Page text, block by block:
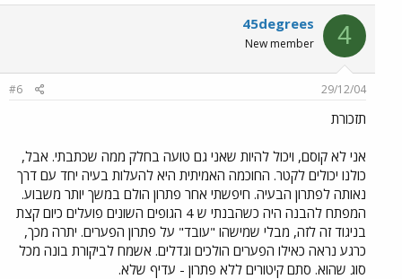
4
45degrees
New member
29/12/04
#6
תזכורת
אני לא קוסם, ויכול להיות שאני גם טועה בחלק ממה שכתבתי. אבל,
כולנו יכולים לקטר. החוכמה האמיתית היא להעלות בעיה יחד עם דרך
נאותה לפתרון הבעיה. חיפשתי אחר פתרון הולם במשך יותר משבוע.
המפתח להבנה היה כשהבנתי ש 4 הגופים השונים פועלים כיום קצת
בניגוד זה לזה, מבלי שמישהו "עובד" על פתרון הפערים. יתרה מכך,
כרגע נראה כאילו הפערים הולכים וגדלים. אשמח לביקורת בונה מכל
סוג שהוא. סתם קיטורים ללא פתרון - עדיף שלא.